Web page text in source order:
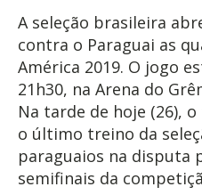
A seleção brasileira
contra o Paraguai as
América 2019. O jogo
21h30, na Arena do
Na tarde de hoje (26),
o último treino da
paraguaios na disputa
semifinais da